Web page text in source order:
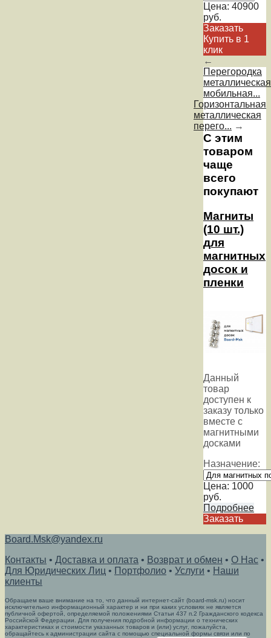
Цена: 40900
руб.
Заказать
Купить в 1
клик
←
Перегородка
металлическая
мобильная...
Горизонтальная
металлическая
перего... →
С этим
товаром
чаще
всего
покупают
Магниты
(10 шт.)
для
магнитных
досок и
пленки
Данный
товар
доступен к
заказу только
вместе с
магнитными
досками
Назначение:
Цена: 1000
руб.
Подробнее
Заказать
Board.Msk@yandex.ru
Контакты • Доставка и оплата • Возврат и обмен • О Нас •
Для Юридических Лиц • Портфолио • Услуги • Наши
клиенты
Обращаем ваше внимание на то, что данный интернет-сайт (board-msk.ru) носит
исключительно информационный характер и ни при каких условиях не является
публичной офертой, определяемой положениями Статьи 437 п.2 Гражданского кодекса
Российской Федерации. Для получения подробной информации о технических
характеристиках и стоимости указанных товаров и (или) услуг, пожалуйста,
обращайтесь к администрации сайта с помощью специальной формы связи или по